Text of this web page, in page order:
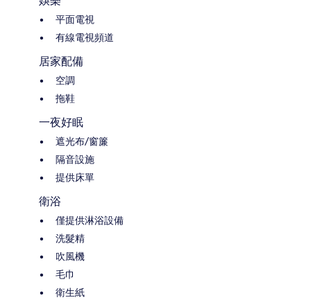
平面電視
有線電視頻道
居家配備
空調
拖鞋
一夜好眠
遮光布/窗簾
隔音設施
提供床單
衛浴
僅提供淋浴設備
洗髮精
吹風機
毛巾
衛生紙